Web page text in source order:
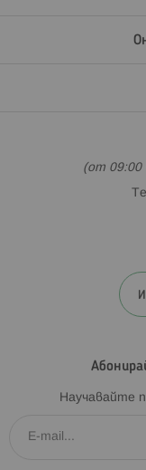
(от 09:00
Научавайте